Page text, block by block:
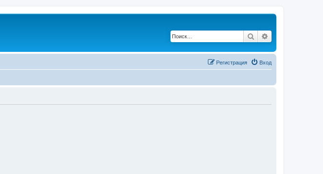
Поиск
Вход
Регистрация